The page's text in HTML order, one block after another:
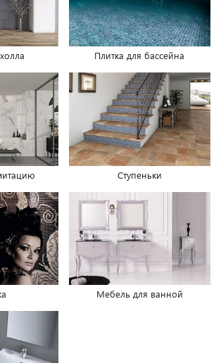
Плитка для бассейна
Ступеньки
Мебель для ванной